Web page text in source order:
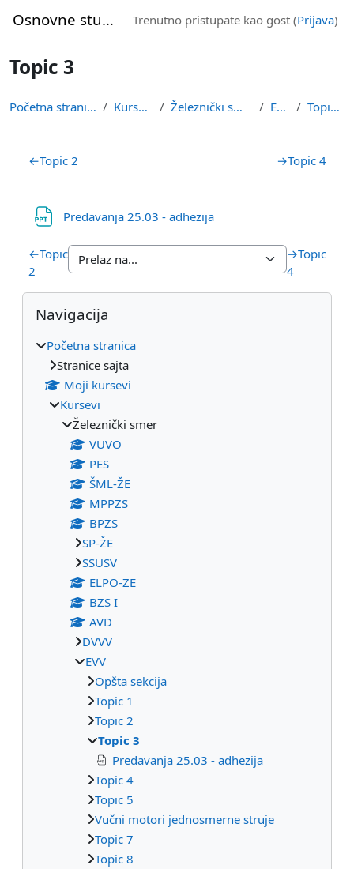
Osnovne studije Trenutno pristupate kao gost (Prijava)
Topic 3
Početna stranica Kursevi Železnički smer EVV Topic 3
Pregled sekcija
←Topic 2 →Topic 4
Predavanja 25.03 - adhezija
←Topic
2
→Topic
4
Blokovi
Preskoči Navigacija
Navigacija
Početna stranica
Stranice sajta
Moji kursevi
Kursevi
Železnički smer
VUVO
PES
ŠML-ŽE
MPPZS
BPZS
SP-ŽE
SSUSV
ELPO-ZE
BZS I
AVD
DVVV
EVV
Opšta sekcija
Topic 1
Topic 2
Topic 3
Predavanja 25.03 - adhezija
Topic 4
Topic 5
Vučni motori jednosmerne struje
Topic 7
Topic 8